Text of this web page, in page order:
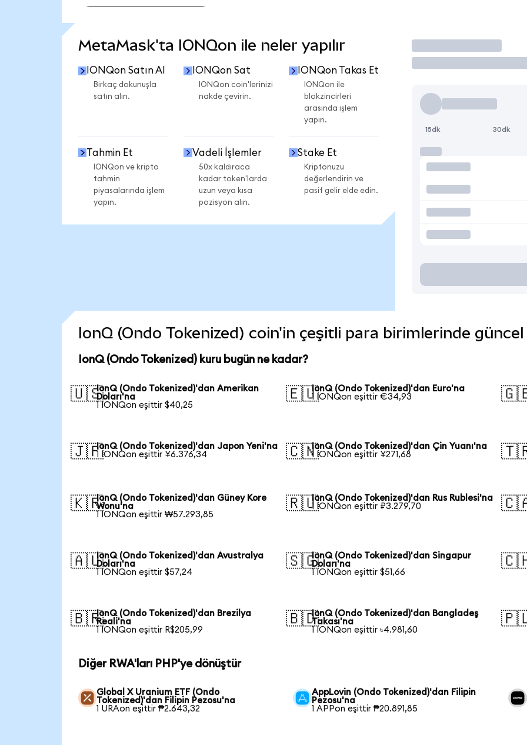
MetaMask'ta IONQon ile neler yapılır
IONQon Satın Al
Birkaç dokunuşla
satın alın.
IONQon Sat
IONQon coin'lerinizi
nakde çevirin.
IONQon Takas Et
IONQon ile
blokzincirleri
arasında işlem
yapın.
Tahmin Et
IONQon ve kripto
tahmin
piyasalarında işlem
yapın.
Vadeli İşlemler
50x kaldıraca
kadar token'larda
uzun veya kısa
pozisyon alın.
Stake Et
Kriptonuzu
değerlendirin ve
pasif gelir elde edin.
İşlem Yap
15dk 30dk
IonQ (Ondo Tokenized) coin'in çeşitli para birimlerinde
IonQ (Ondo Tokenized) kuru bugün ne kadar?
🇺🇸IonQ (Ondo Tokenized)'dan Amerikan
Doları'na
1 IONQon eşittir $40,25
🇪🇺IonQ (Ondo Tokenized)'dan Euro'na
1 IONQon eşittir €34,93
🇯🇵IonQ (Ondo Tokenized)'dan Japon Yeni'na
1 IONQon eşittir ¥6.376,34
🇨🇳IonQ (Ondo Tokenized)'dan Çin Yuanı'na
1 IONQon eşittir ¥271,68
🇰🇷IonQ (Ondo Tokenized)'dan Güney Kore
Wonu'na
1 IONQon eşittir ₩57.293,85
🇷🇺IonQ (Ondo Tokenized)'dan Rus Rublesi'na
1 IONQon eşittir ₽3.279,70
🇦🇺IonQ (Ondo Tokenized)'dan Avustralya
Doları'na
1 IONQon eşittir $57,24
🇸🇬IonQ (Ondo Tokenized)'dan Singapur
Doları'na
1 IONQon eşittir $51,66
🇧🇷IonQ (Ondo Tokenized)'dan Brezilya
Reali'na
1 IONQon eşittir R$205,99
🇧🇩IonQ (Ondo Tokenized)'dan Bangladeş
Takası'na
1 IONQon eşittir ৳4.981,60
Diğer RWA'ları PHP'ye dönüştür
Global X Uranium ETF (Ondo
Tokenized)'dan Filipin Pezosu'na
1 URAon eşittir ₱2.643,32
AppLovin (Ondo Tokenized)'dan Filipin
Pezosu'na
1 APPon eşittir ₱20.891,85